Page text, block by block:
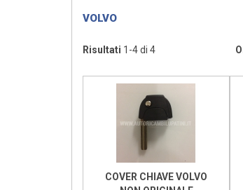
VOLVO
Risultati 1-4 di 4
COVER CHIAVE VOLVO